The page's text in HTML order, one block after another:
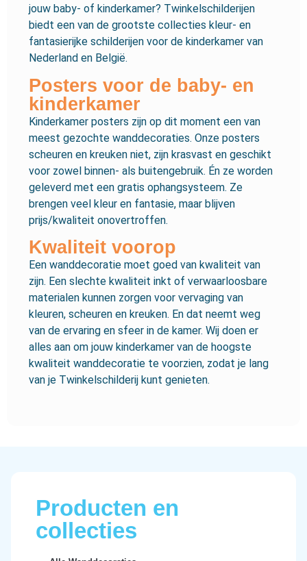
jouw baby- of kinderkamer? Twinkelschilderijen
biedt een van de grootste collecties kleur- en
fantasierijke schilderijen voor de kinderkamer van
Nederland en België.
Posters voor de baby- en
kinderkamer
Kinderkamer posters zijn op dit moment een van
meest gezochte wanddecoraties. Onze posters
scheuren en kreuken niet, zijn krasvast en geschikt
voor zowel binnen- als buitengebruik. Én ze worden
geleverd met een gratis ophangsysteem. Ze
brengen veel kleur en fantasie, maar blijven
prijs/kwaliteit onovertroffen.
Kwaliteit voorop
Een wanddecoratie moet goed van kwaliteit van
zijn. Een slechte kwaliteit inkt of verwaarloosbare
materialen kunnen zorgen voor vervaging van
kleuren, scheuren en kreuken. En dat neemt weg
van de ervaring en sfeer in de kamer. Wij doen er
alles aan om jouw kinderkamer van de hoogste
kwaliteit wanddecoratie te voorzien, zodat je lang
van je Twinkelschilderij kunt genieten.
Producten en
collecties